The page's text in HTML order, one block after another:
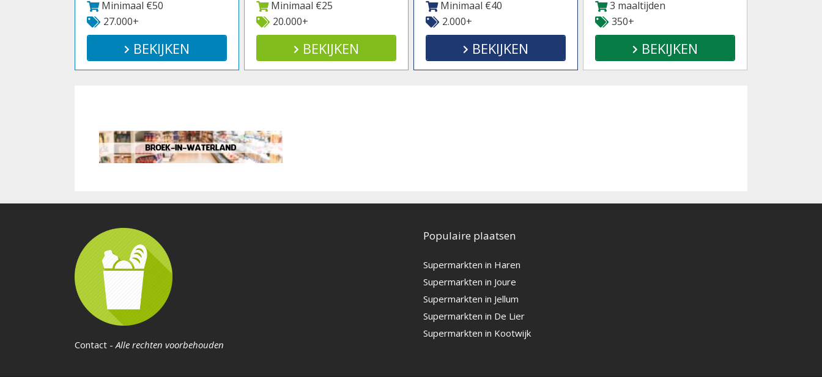
Minimaal €50
27.000+
BEKIJKEN
Minimaal €25
20.000+
BEKIJKEN
Minimaal €40
2.000+
BEKIJKEN
3 maaltijden
350+
BEKIJKEN
Contact -Alle rechten voorbehouden
Populaire plaatsen
Supermarkten in Haren
Supermarkten in Joure
Supermarkten in Jellum
Supermarkten in De Lier
Supermarkten in Kootwijk